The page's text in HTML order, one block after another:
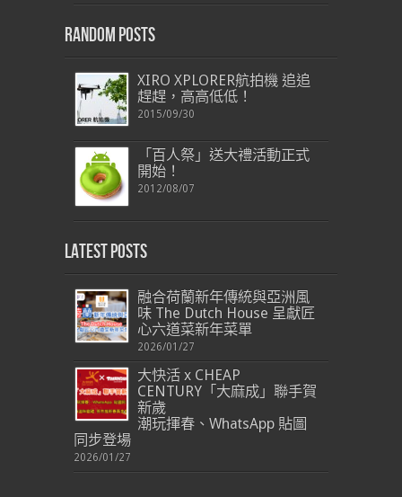
Random Posts
XIRO XPLORER航拍機 追追
趕趕，高高低低！
2015/09/30
「百人祭」送大禮活動正式
開始！
2012/08/07
Latest Posts
融合荷蘭新年傳統與亞洲風
味 The Dutch House 呈獻匠
心六道菜新年菜單
2026/01/27
大快活 x CHEAP
CENTURY「大麻成」聯手賀
新歲
潮玩揮春、WhatsApp 貼圖
同步登場
2026/01/27